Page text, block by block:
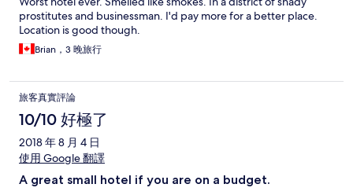
prostitutes and businessman. I'd pay more for a better place.
Location is good though.
Brian，3 晚旅行
旅客真實評論
10/10 好極了
2018 年 8 月 4 日
使用 Google 翻譯
A great small hotel if you are on a budget.